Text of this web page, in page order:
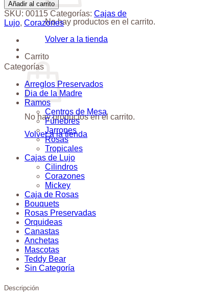
No hay productos en el carrito.
Volver a la tienda
Carrito
No hay productos en el carrito.
Volver a la tienda
Girasoles
cantidad
Añadir al carrito
SKU: 00115 Categorías: Cajas de
Lujo, Corazones
Categorías
Arreglos Preservados
Dia de la Madre
Ramos
Centros de Mesa
Fúnebres
Jarrones
Rosas
Tropicales
Cajas de Lujo
Cilindros
Corazones
Mickey
Caja de Rosas
Bouquets
Rosas Preservadas
Orquideas
Canastas
Anchetas
Mascotas
Teddy Bear
Sin Categoría
Descripción